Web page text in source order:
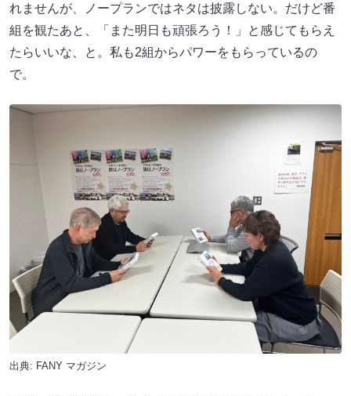
れませんが、ノープランではネタは披露しない。だけど番
組を観たあと、「また明日も頑張ろう！」と感じてもらえ
たらいいな、と。私も2組からパワーをもらっているの
で。
出典: FANY マガジン